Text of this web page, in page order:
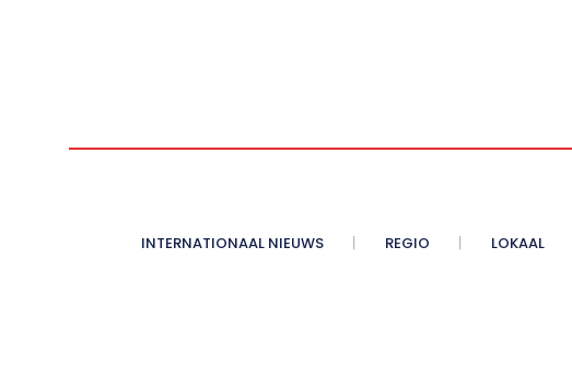
INTERNATIONAAL NIEUWS REGIO LOKAAL